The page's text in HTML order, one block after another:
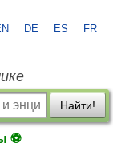
DE ES FR
Найти!
⚽